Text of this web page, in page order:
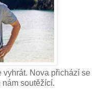
vyhrát. Nova přichází se
soutěžící.